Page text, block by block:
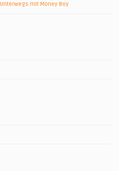
Unterwegs mit Money Boy